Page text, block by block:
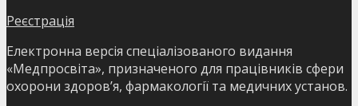
Реєстрація
Електронна версія спеціалізованого видання
«Медпросвіта», призначеного для працівників сфери
охорони здоров’я, фармакології та медичних установ.